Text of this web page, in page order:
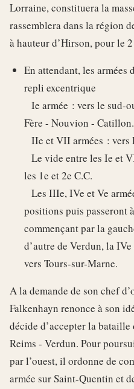
Lorraine, constituera la
rassemblera dans la région
à hauteur d’Hirson, pour le
En attendant, les armées
repli excentrique
Ie armée : vers le sud-
Fère - Nouvion - Catillon.
IIe et VII armées : vers
Le vide entre les Ie et
les 1e et 2e C.C.
Les IIIe, IVe et Ve
positions puis passeront
commençant par la
d’autre de Verdun, la
vers Tours-sur-Marne.
A la demande de son chef
Falkenhayn renonce à son
décide d’accepter la
Reims - Verdun. Pour
par l’ouest, il ordonne de
armée sur Saint-Quentin et